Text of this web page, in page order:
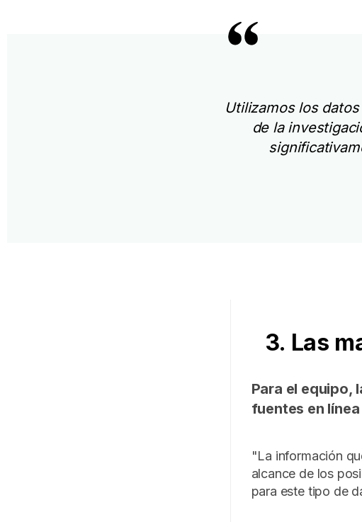
Utilizamos los
de la
3. Las
Para el equipo,
fuentes en
"La información
alcance de los
para este tipo de